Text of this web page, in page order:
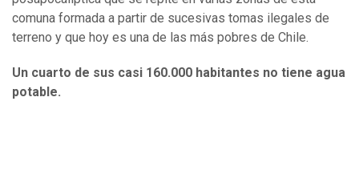
comuna formada a partir de sucesivas tomas ilegales de
terreno y que hoy es una de las más pobres de Chile.
Un cuarto de sus casi 160.000 habitantes no tiene agua
potable.